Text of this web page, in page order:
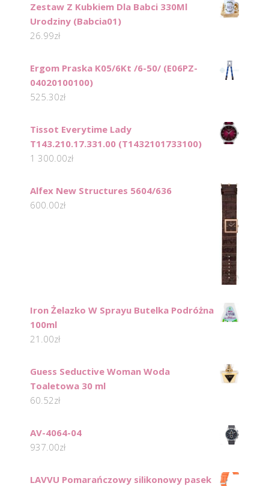
Zestaw Z Kubkiem Dla Babci 330Ml
Urodziny (Babcia01)
26.99zł
Ergom Praska K05/6Kt /6-50/ (E06PZ-
04020100100)
525.30zł
Tissot Everytime Lady
T143.210.17.331.00 (T1432101733100)
1 300.00zł
Alfex New Structures 5604/636
600.00zł
Iron Żelazko W Sprayu Butelka Podróżna
100ml
21.00zł
Guess Seductive Woman Woda
Toaletowa 30 ml
60.52zł
AV-4064-04
937.00zł
LAVVU Pomarańczowy silikonowy pasek